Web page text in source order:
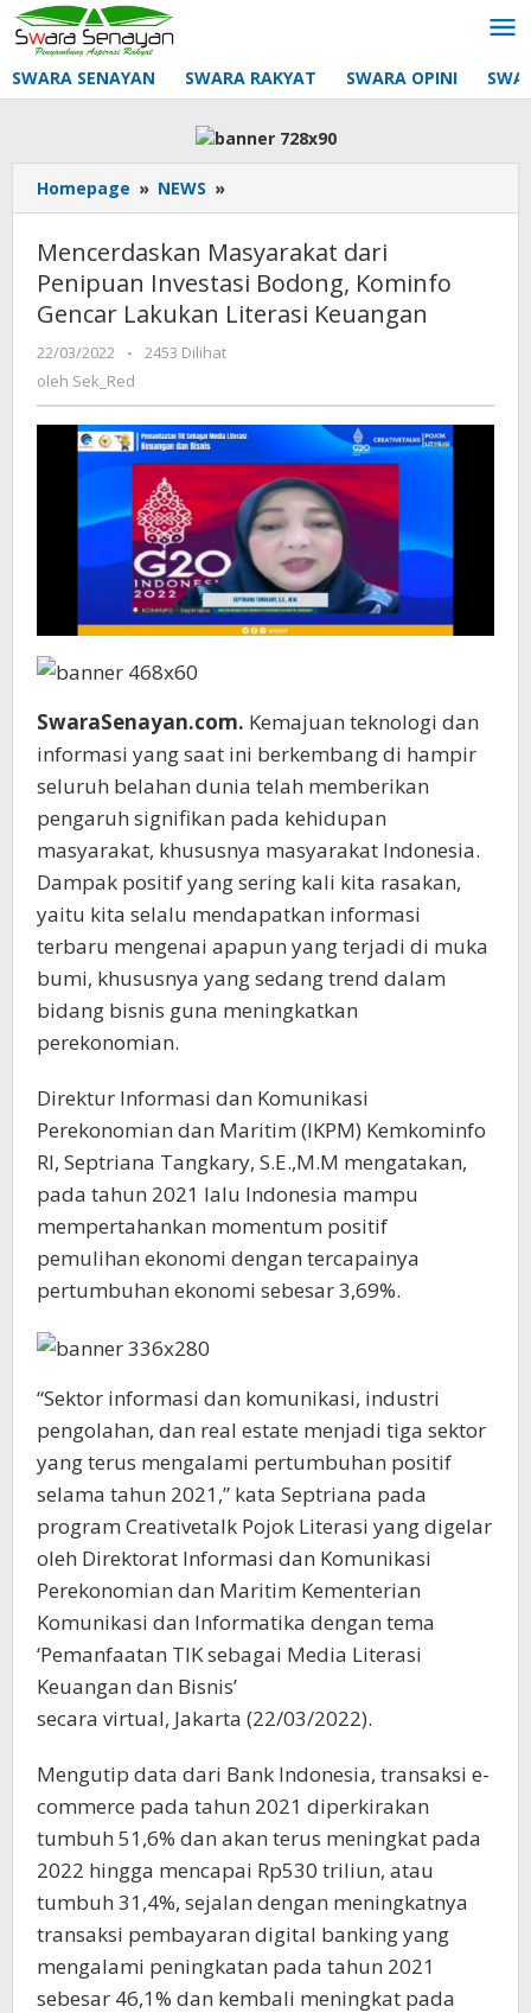
Lewati
ke
konten
SWARA SENAYAN SWARA RAKYAT SWARA OPINI
Homepage » NEWS »
Masyarakat
Penipuan
Investasi
Bodong,
Literasi
Keuangan
Mencerdaskan Masyarakat dari
Penipuan Investasi Bodong, Kominfo
Gencar Lakukan Literasi Keuangan
22/03/2022
oleh
Sek_Red
-
2453 Dilihat
oleh Sek_Red
SwaraSenayan.com. Kemajuan teknologi dan
informasi yang saat ini berkembang di hampir
seluruh belahan dunia telah memberikan
pengaruh signifikan pada kehidupan
masyarakat, khususnya masyarakat Indonesia.
Dampak positif yang sering kali kita rasakan,
yaitu kita selalu mendapatkan informasi
terbaru mengenai apapun yang terjadi di muka
bumi, khususnya yang sedang trend dalam
bidang bisnis guna meningkatkan
perekonomian.
Direktur Informasi dan Komunikasi
Perekonomian dan Maritim (IKPM) Kemkominfo
RI, Septriana Tangkary, S.E.,M.M mengatakan,
pada tahun 2021 lalu Indonesia mampu
mempertahankan momentum positif
pemulihan ekonomi dengan tercapainya
pertumbuhan ekonomi sebesar 3,69%.
“Sektor informasi dan komunikasi, industri
pengolahan, dan real estate menjadi tiga sektor
yang terus mengalami pertumbuhan positif
selama tahun 2021,” kata Septriana pada
program Creativetalk Pojok Literasi yang digelar
oleh Direktorat Informasi dan Komunikasi
Perekonomian dan Maritim Kementerian
Komunikasi dan Informatika dengan tema
‘Pemanfaatan TIK sebagai Media Literasi
Keuangan dan Bisnis’
secara virtual, Jakarta (22/03/2022).
Mengutip data dari Bank Indonesia, transaksi e-
commerce pada tahun 2021 diperkirakan
tumbuh 51,6% dan akan terus meningkat pada
2022 hingga mencapai Rp530 triliun, atau
tumbuh 31,4%, sejalan dengan meningkatnya
transaksi pembayaran digital banking yang
mengalami peningkatan pada tahun 2021
sebesar 46,1% dan kembali meningkat pada